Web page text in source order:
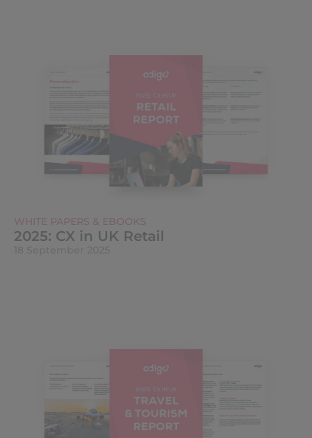
WHITE PAPERS & EBOOKS
2025: CX in UK Retail